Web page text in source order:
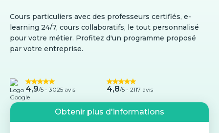
Cours particuliers avec des professeurs certifiés, e-
learning 24/7, cours collaboratifs, le tout personnalisé
pour votre métier. Profitez d'un programme proposé
par votre entreprise.
4,9/5 - 3025 avis 4,8/5 - 2117 avis
Obtenir plus d'informations